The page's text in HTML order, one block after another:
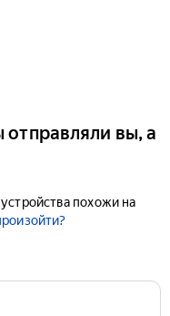
отправляли вы, а
похожи на